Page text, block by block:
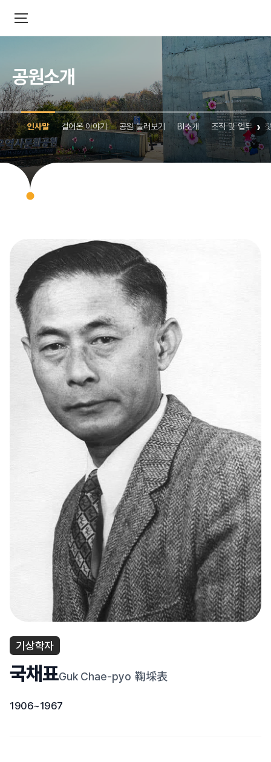
인사말 걸어온 이야기 공원 둘러보기 BI소개 조직 및 업무 ›
공원소개
기상학자
국채표Guk Chae-pyo 鞠埰表
1906~1967